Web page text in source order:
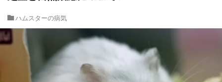
ハムスターの病気